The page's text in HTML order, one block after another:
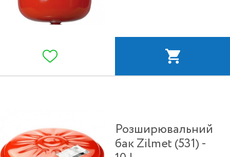
Розширювальний
бак Zilmet (531) -